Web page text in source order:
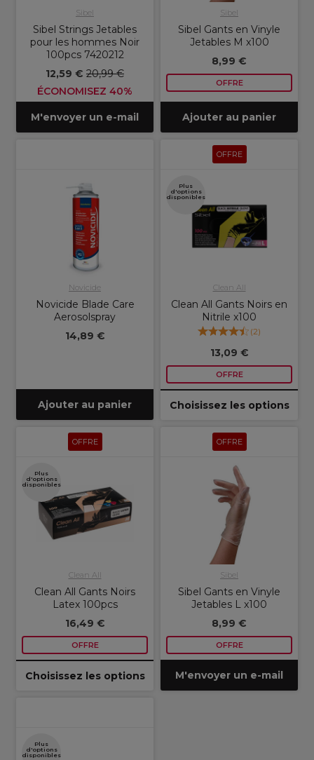
Sibel
Sibel Strings Jetables
pour les hommes Noir
100pcs 7420212
12,59 € 20,99 €
ÉCONOMISEZ 40%
M'envoyer un e-mail
Sibel
Sibel Gants en Vinyle
Jetables M x100
8,99 €
OFFRE
Ajouter au panier
Novicide
Novicide Blade Care
Aerosolspray
14,89 €
Ajouter au panier
OFFRE
Plus
d'options
disponibles
Clean All
Clean All Gants Noirs en
Nitrile x100
(2)
13,09 €
OFFRE
Choisissez les options
OFFRE
Plus
d'options
disponibles
Clean All
Clean All Gants Noirs
Latex 100pcs
16,49 €
OFFRE
Choisissez les options
OFFRE
Sibel
Sibel Gants en Vinyle
Jetables L x100
8,99 €
OFFRE
M'envoyer un e-mail
Plus
d'options
disponibles